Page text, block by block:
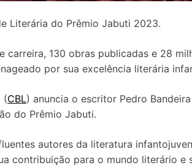
Literária do Prêmio Jabuti 2023.
carreira, 130 obras publicadas e 28
por sua excelência literária
(CBL) anuncia o escritor Pedro
do Prêmio Jabuti.
autores da literatura
contribuição para o mundo literário e